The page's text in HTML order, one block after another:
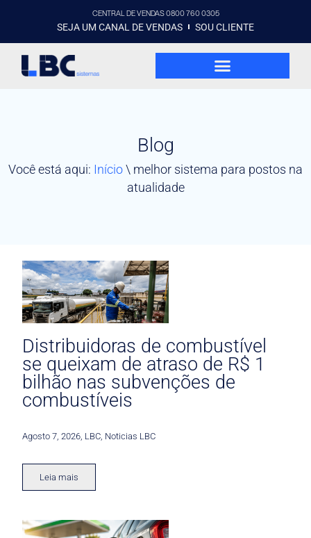
CENTRAL DE VENDAS 0800 760 0305
SEJA UM CANAL DE VENDAS SOU CLIENTE
Blog
Você está aqui: Início\ melhor sistema para postos na
atualidade
Distribuidoras de combustível
se queixam de atraso de R$ 1
bilhão nas subvenções de
combustíveis
Agosto 7, 2026 LBC Noticias LBC
Leia mais